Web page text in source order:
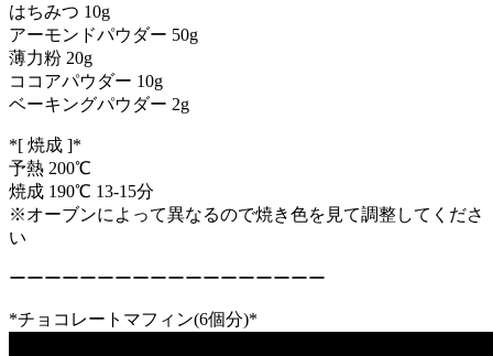
はちみつ 10g
アーモンドパウダー 50g
薄力粉 20g
ココアパウダー 10g
ベーキングパウダー 2g
*[ 焼成 ]*
予熱 200℃
焼成 190℃ 13-15分
※オーブンによって異なるので焼き色を見て調整してくださ
い
ーーーーーーーーーーーーーーーーーー
*チョコレートマフィン(6個分)*